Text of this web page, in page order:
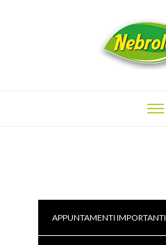
APPUNTAMENTI IMPORTANTI